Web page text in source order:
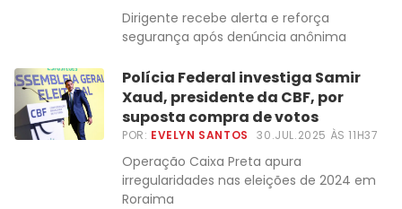
Dirigente recebe alerta e reforça
segurança após denúncia anônima
Polícia Federal investiga Samir
Xaud, presidente da CBF, por
suposta compra de votos
POR: EVELYN SANTOS 30.JUL.2025 ÀS 11H37
Operação Caixa Preta apura
irregularidades nas eleições de 2024 em
Roraima